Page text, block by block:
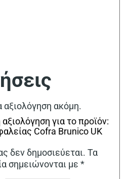
αξιολόγηση ακόμη.
για το προϊόν:
Cofra Brunico UK
δεν δημοσιεύεται. Τα
σημειώνονται με *